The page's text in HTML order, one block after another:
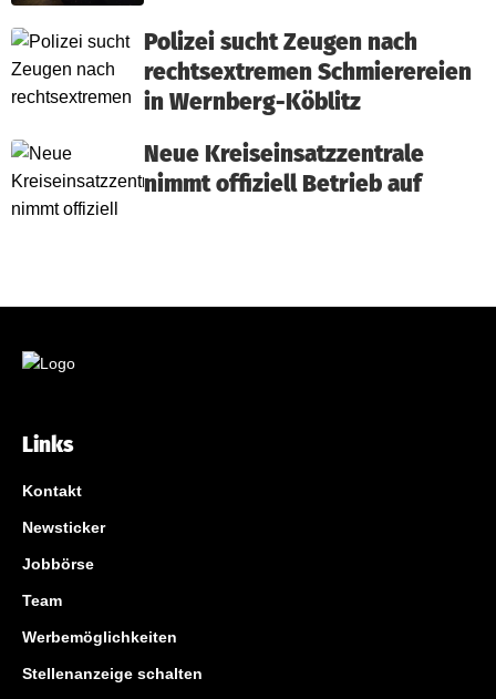
Polizei sucht Zeugen nach
rechtsextremen Schmierereien
in Wernberg-Köblitz
Neue Kreiseinsatzzentrale
nimmt offiziell Betrieb auf
Links
Kontakt
Newsticker
Jobbörse
Team
Werbemöglichkeiten
Stellenanzeige schalten